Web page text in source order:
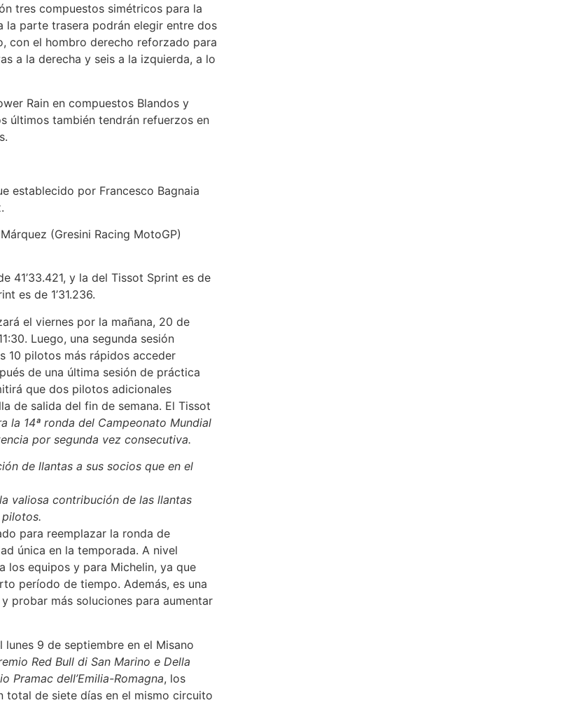
tres compuestos simétricos para la
la parte trasera podrán elegir entre dos
con el hombro derecho reforzado para
a la derecha y seis a la izquierda, a lo
Rain en compuestos Blandos y
últimos también tendrán refuerzos en
establecido por Francesco Bagnaia
(Gresini Racing MotoGP)
41’33.421, y la del Tissot Sprint es de
es de 1’31.236.
el viernes por la mañana, 20 de
Luego, una segunda sesión
10 pilotos más rápidos acceder
de una última sesión de práctica
que dos pilotos adicionales
de salida del fin de semana. El Tissot
la 14ª ronda del Campeonato Mundial
por segunda vez consecutiva.
de llantas a sus socios que en el
valiosa contribución de las llantas
para reemplazar la ronda de
única en la temporada. A nivel
los equipos y para Michelin, ya que
período de tiempo. Además, es una
probar más soluciones para aumentar
9 de septiembre en el Misano
Red Bull di San Marino e Della
Pramac dell’Emilia-Romagna, los
total de siete días en el mismo circuito